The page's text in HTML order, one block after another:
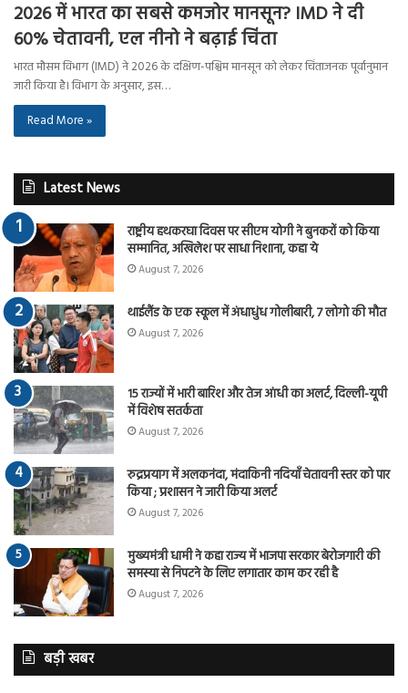
2026 में भारत का सबसे कमजोर मानसून? IMD ने दी
60% चेतावनी, एल नीनो ने बढ़ाई चिंता
भारत मौसम विभाग (IMD) ने 2026 के दक्षिण-पश्चिम मानसून को लेकर चिंताजनक पूर्वानुमान
जारी किया है। विभाग के अनुसार, इस…
Read More »
Latest News
राष्ट्रीय हथकरघा दिवस पर सीएम योगी ने बुनकरों को किया
सम्मानित, अखिलेश पर साधा निशाना, कहा ये
August 7, 2026
थाईलैंड के एक स्कूल में अंधाधुंध गोलीबारी, 7 लोगो की मौत
August 7, 2026
15 राज्यों में भारी बारिश और तेज आंधी का अलर्ट, दिल्ली-यूपी
में विशेष सतर्कता
August 7, 2026
रुद्रप्रयाग में अलकनंदा, मंदाकिनी नदियाँ चेतावनी स्तर को पार
किया ; प्रशासन ने जारी किया अलर्ट
August 7, 2026
मुख्यमंत्री धामी ने कहा राज्य में भाजपा सरकार बेरोजगारी की
समस्या से निपटने के लिए लगातार काम कर रही है
August 7, 2026
बड़ी खबर